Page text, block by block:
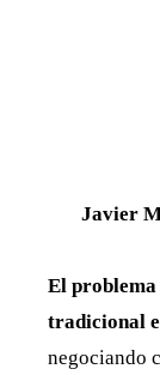
Javier
El problema
tradicional
negociando